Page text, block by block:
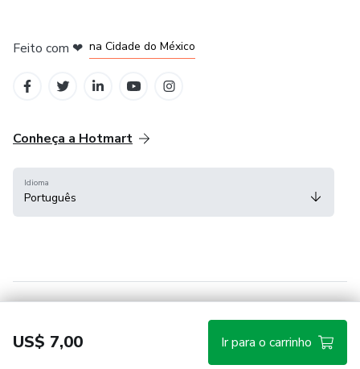
US$ 7,00 Ir para o carrinho
Feito com ❤ na Cidade do México
Conheça a Hotmart
Idioma
Português
Hotmart — 2011-2026 © Todos os direitos reservados.